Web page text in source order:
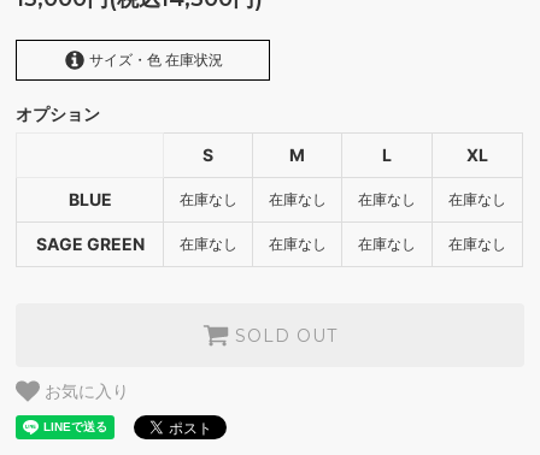
サイズ・色 在庫状況
BLUE
SOLD OUT
SAGE GREEN
BLUE
SOLD OUT
オプション
S
M L XL
BLUE 在庫なし 在庫なし 在庫なし 在庫なし
SAGE GREEN 在庫なし 在庫なし 在庫なし 在庫なし
SOLD OUT
お気に入り